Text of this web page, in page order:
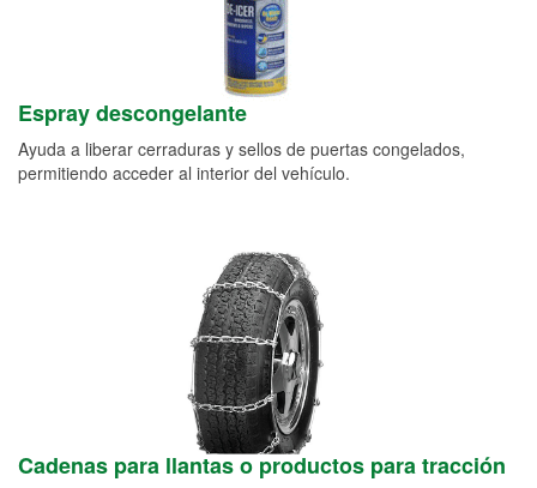
Espray descongelante
Ayuda a liberar cerraduras y sellos de puertas congelados,
permitiendo acceder al interior del vehículo.
Cadenas para llantas o productos para tracción